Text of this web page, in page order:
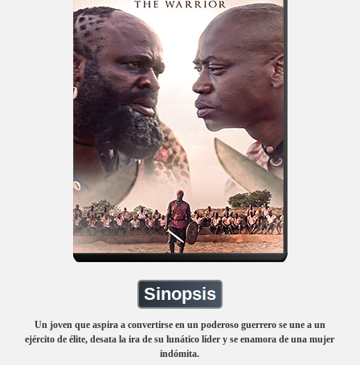
Sinopsis
Un joven que aspira a convertirse en un poderoso guerrero se une a un
ejército de élite, desata la ira de su lunático líder y se enamora de una mujer
indómita.